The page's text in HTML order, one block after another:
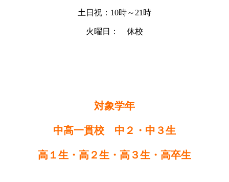
土日祝：10時～21時
火曜日： 休校
対象学年
中高一貫校 中２・中３生
高１生・高２生・高３生・高卒生